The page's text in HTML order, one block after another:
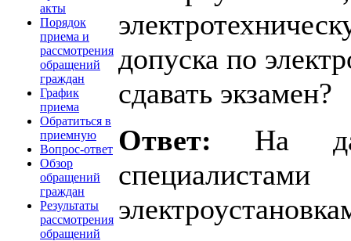
акты
Порядок
приема и
рассмотрения
обращений
граждан
График
приема
Обратиться в
приемную
Вопрос-ответ
Обзор
обращений
граждан
Результаты
рассмотрения
обращений
допуска по
сдавать экзамен?
Ответ: На